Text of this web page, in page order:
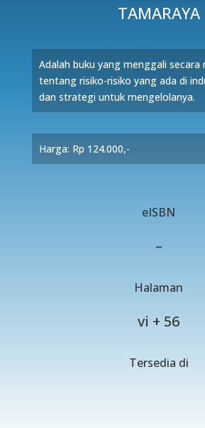
TAMARAYA
Adalah buku yang menggali secara
tentang risiko-risiko yang ada di
dan strategi untuk mengelolanya.
Harga: Rp 124.000,-
eISBN
–
Halaman
vi + 56
Tersedia di